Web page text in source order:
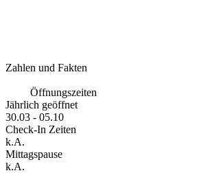
Zahlen und Fakten
Öffnungszeiten
Jährlich geöffnet
30.03 - 05.10
Check-In Zeiten
k.A.
Mittagspause
k.A.